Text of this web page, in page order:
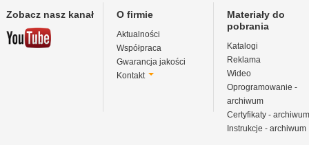
Zobacz nasz kanał O firmie
Aktualności
Współpraca
Gwarancja jakości
Kontakt
Materiały do
pobrania
Katalogi
Reklama
Wideo
Oprogramowanie -
archiwum
Certyfikaty - archiwum
Instrukcje - archiwum